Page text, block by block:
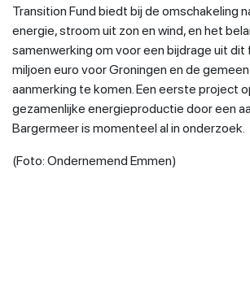
Transition Fund biedt bij de omschakeling
energie, stroom uit zon en wind, en het
samenwerking om voor een bijdrage uit
miljoen euro voor Groningen en de
aanmerking te komen. Een eerste project
gezamenlijke energieproductie door een
Bargermeer is momenteel al in onderzoek.
(Foto: Ondernemend Emmen)